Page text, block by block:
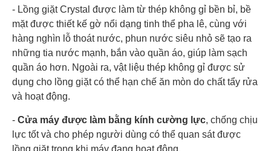
Hãng
sản
xuất
Casper
Sản
xuất
tại
Trung Quốc
ra mắt
- Lồng giặt Crystal được làm từ thép không gỉ bền bỉ, bề
mặt được thiết kế gờ nổi dạng tinh thể pha lê, cùng với
hàng nghìn lỗ thoát nước, phun nước siêu nhỏ sẽ tạo ra
những tia nước mạnh, bắn vào quần áo, giúp làm sạch
quần áo hơn. Ngoài ra, vật liệu thép không gỉ được sử
dụng cho lồng giặt có thể hạn chế ăn mòn do chất tẩy rửa
và hoạt động.
- Cửa máy được làm bằng kính cường lực, chống chịu
lực tốt và cho phép người dùng có thể quan sát được
lồng giặt trong khi máy đang hoạt động.